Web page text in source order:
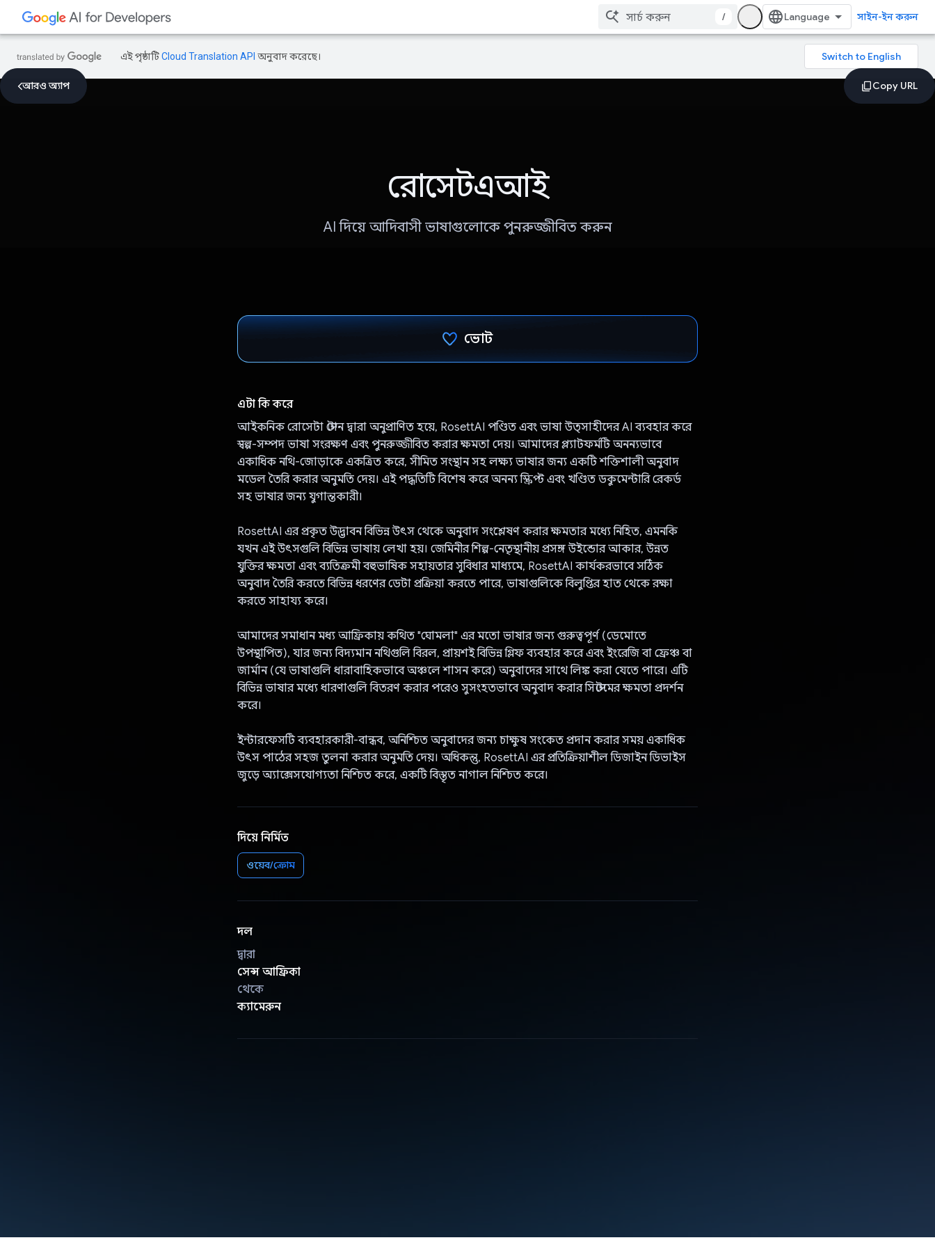
/ সাইন-ইন করুন
এই পৃষ্ঠাটিCloud Translation API অনুবাদ করেছে।
আরও অ্যাপ
রোসেটএআই
AI দিয়ে আদিবাসী ভাষাগুলোকে পুনরুজ্জীবিত করুন
ভোট
এটা কি করে
আইকনিক রোসেটা স্টোন দ্বারা অনুপ্রাণিত হয়ে, RosettAI পণ্ডিত এবং ভাষা উত্সাহীদের AI ব্যবহার করে
স্বল্প-সম্পদ ভাষা সংরক্ষণ এবং পুনরুজ্জীবিত করার ক্ষমতা দেয়। আমাদের প্ল্যাটফর্মটি অনন্যভাবে
একাধিক নথি-জোড়াকে একত্রিত করে, সীমিত সংস্থান সহ লক্ষ্য ভাষার জন্য একটি শক্তিশালী অনুবাদ
মডেল তৈরি করার অনুমতি দেয়। এই পদ্ধতিটি বিশেষ করে অনন্য স্ক্রিপ্ট এবং খণ্ডিত ডকুমেন্টারি রেকর্ড
সহ ভাষার জন্য যুগান্তকারী।
RosettAI এর প্রকৃত উদ্ভাবন বিভিন্ন উৎস থেকে অনুবাদ সংশ্লেষণ করার ক্ষমতার মধ্যে নিহিত, এমনকি
যখন এই উৎসগুলি বিভিন্ন ভাষায় লেখা হয়। জেমিনীর শিল্প-নেতৃস্থানীয় প্রসঙ্গ উইন্ডোর আকার, উন্নত
যুক্তির ক্ষমতা এবং ব্যতিক্রমী বহুভাষিক সহায়তার সুবিধার মাধ্যমে, RosettAI কার্যকরভাবে সঠিক
অনুবাদ তৈরি করতে বিভিন্ন ধরণের ডেটা প্রক্রিয়া করতে পারে, ভাষাগুলিকে বিলুপ্তির হাত থেকে রক্ষা
করতে সাহায্য করে।
আমাদের সমাধান মধ্য আফ্রিকায় কথিত "ঘোমলা" এর মতো ভাষার জন্য গুরুত্বপূর্ণ (ডেমোতে
উপস্থাপিত), যার জন্য বিদ্যমান নথিগুলি বিরল, প্রায়শই বিভিন্ন গ্লিফ ব্যবহার করে এবং ইংরেজি বা ফ্রেঞ্চ বা
জার্মান (যে ভাষাগুলি ধারাবাহিকভাবে অঞ্চলে শাসন করে) অনুবাদের সাথে লিঙ্ক করা যেতে পারে। এটি
বিভিন্ন ভাষার মধ্যে ধারণাগুলি বিতরণ করার পরেও সুসংহতভাবে অনুবাদ করার সিস্টেমের ক্ষমতা প্রদর্শন
করে।
ইন্টারফেসটি ব্যবহারকারী-বান্ধব, অনিশ্চিত অনুবাদের জন্য চাক্ষুষ সংকেত প্রদান করার সময় একাধিক
উৎস পাঠের সহজ তুলনা করার অনুমতি দেয়। অধিকন্তু, RosettAI এর প্রতিক্রিয়াশীল ডিজাইন ডিভাইস
জুড়ে অ্যাক্সেসযোগ্যতা নিশ্চিত করে, একটি বিস্তৃত নাগাল নিশ্চিত করে।
দিয়ে নির্মিত
ওয়েব/ক্রোম
দল
দ্বারা
সেন্স আফ্রিকা
থেকে
ক্যামেরুন